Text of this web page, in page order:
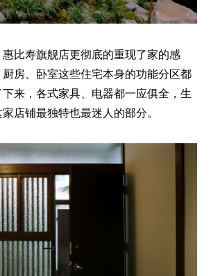
比寿旗舰店更彻底的重现了家的感
房、卧室这些住宅本身的功能分区都
来，各式家具、电器都一应俱全，生
店铺最独特也最迷人的部分。